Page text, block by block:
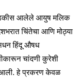
आलेले आयुष मलिक
चिंतेचा आणि मोठ्या
हिंदू औषध
चांदणी कुरेशी
आली. हे प्रकरण केवळ